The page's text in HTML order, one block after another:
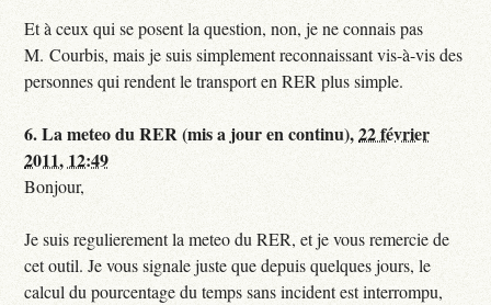
Et à ceux qui se posent la question, non, je ne connais pas
M. Courbis, mais je suis simplement reconnaissant vis-à-vis des
personnes qui rendent le transport en RER plus simple.
6.La meteo du RER (mis a jour en continu),22 février
2011, 12:49
Bonjour,
Je suis regulierement la meteo du RER, et je vous remercie de
cet outil. Je vous signale juste que depuis quelques jours, le
calcul du pourcentage du temps sans incident est interrompu,